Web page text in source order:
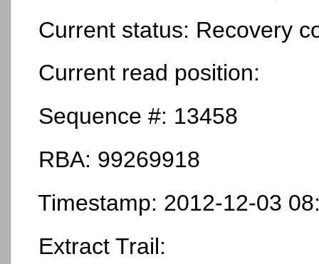
Current status: Recovery
Current read position:
Sequence #: 13458
RBA: 99269918
Timestamp: 2012-12-03
Extract Trail: